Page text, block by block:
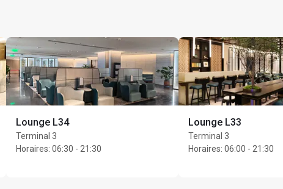
Lounge L34
Terminal 3
Horaires: 06:30 - 21:30
Lounge L33
Terminal 3
Horaires: 06:00 - 21:30